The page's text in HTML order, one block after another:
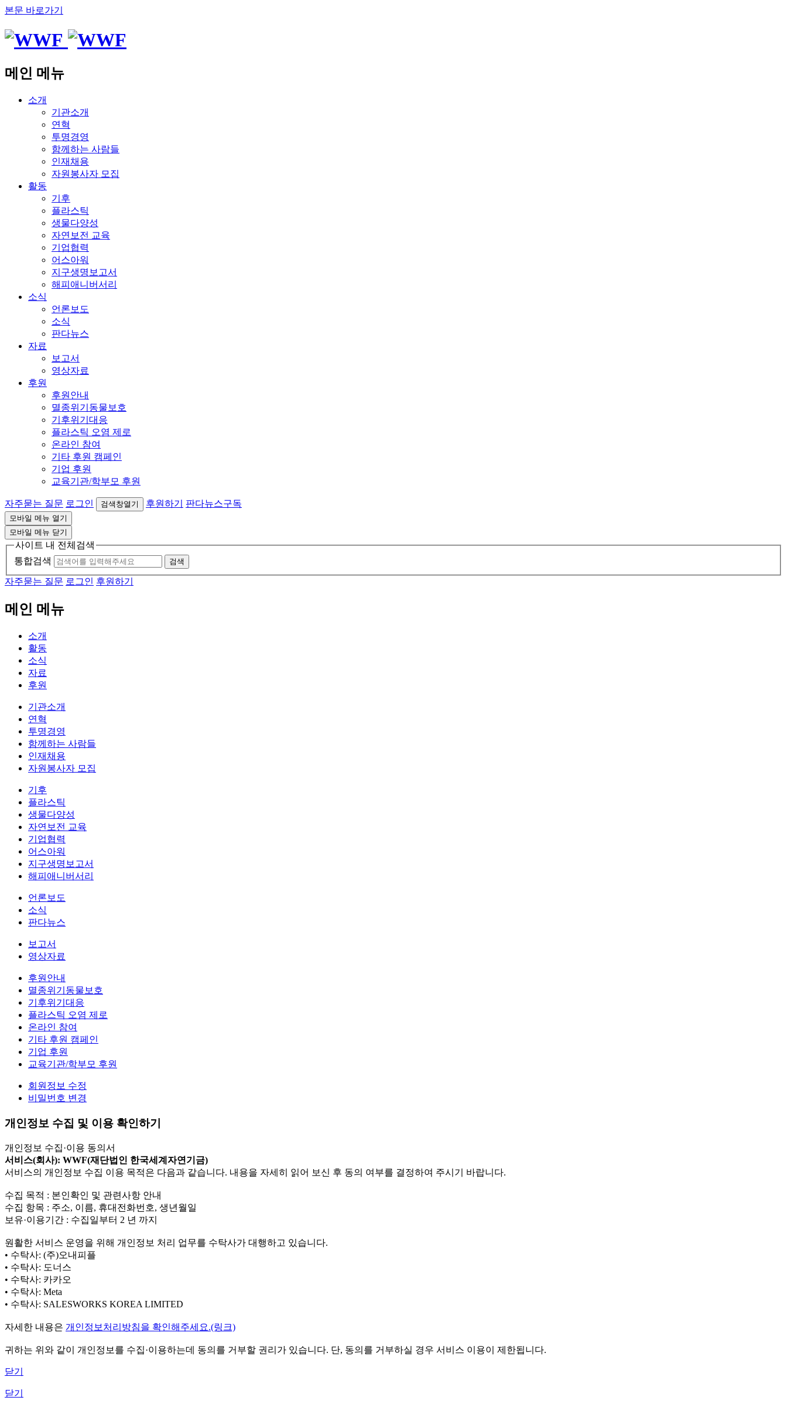
본문 바로가기
메인 메뉴
소개
기관소개
연혁
투명경영
함께하는 사람들
인재채용
자원봉사자 모집
활동
기후
플라스틱
생물다양성
자연보전 교육
기업협력
어스아워
지구생명보고서
해피애니버서리
소식
언론보도
소식
판다뉴스
자료
보고서
영상자료
후원
후원안내
멸종위기동물보호
기후위기대응
플라스틱 오염 제로
온라인 참여
기타 후원 캠페인
기업 후원
교육기관/학부모 후원
자주묻는 질문 로그인 검색창열기 후원하기 판다뉴스구독
모바일 메뉴 열기
모바일 메뉴 닫기
사이트 내 전체검색
통합검색
검색
자주묻는 질문 로그인 후원하기
메인 메뉴
소개
활동
소식
자료
후원
기관소개
연혁
투명경영
함께하는 사람들
인재채용
자원봉사자 모집
기후
플라스틱
생물다양성
자연보전 교육
기업협력
어스아워
지구생명보고서
해피애니버서리
언론보도
소식
판다뉴스
보고서
영상자료
후원안내
멸종위기동물보호
기후위기대응
플라스틱 오염 제로
온라인 참여
기타 후원 캠페인
기업 후원
교육기관/학부모 후원
회원정보 수정
비밀번호 변경
개인정보 수집 및 이용 확인하기
개인정보 수집·이용 동의서
서비스(회사): WWF(재단법인 한국세계자연기금)
서비스의 개인정보 수집 이용 목적은 다음과 같습니다. 내용을 자세히 읽어 보신 후 동의 여부를 결정하여 주시기 바랍니다.
수집 목적 : 본인확인 및 관련사항 안내
수집 항목 : 주소, 이름, 휴대전화번호, 생년월일
보유·이용기간 : 수집일부터 2 년 까지
원활한 서비스 운영을 위해 개인정보 처리 업무를 수탁사가 대행하고 있습니다.
• 수탁사: (주)오내피플
• 수탁사: 도너스
• 수탁사: 카카오
• 수탁사: Meta
• 수탁사: SALESWORKS KOREA LIMITED
자세한 내용은 개인정보처리방침을 확인해주세요.(링크)
귀하는 위와 같이 개인정보를 수집·이용하는데 동의를 거부할 권리가 있습니다. 단, 동의를 거부하실 경우 서비스 이용이 제한됩니다.
닫기
닫기